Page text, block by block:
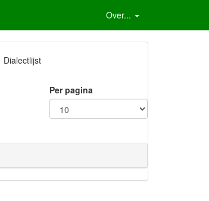
Over...
Dialectlijst
Per pagina